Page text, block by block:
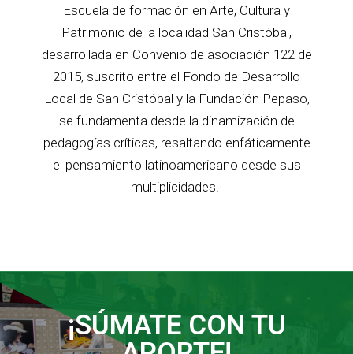
Escuela de formación en Arte, Cultura y
Patrimonio de la localidad San Cristóbal,
desarrollada en Convenio de asociación 122 de
2015, suscrito entre el Fondo de Desarrollo
Local de San Cristóbal y la Fundación Pepaso,
se fundamenta desde la dinamización de
pedagogías críticas, resaltando enfáticamente
el pensamiento latinoamericano desde sus
multiplicidades.
¡SÚMATE CON TU